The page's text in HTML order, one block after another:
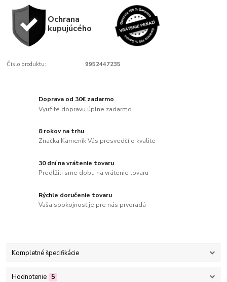
Ochrana
kupujúcého
Číslo produktu: 9952447235
Doprava od 30€ zadarmo
Využite dopravu úplne zadarmo
8 rokov na trhu
Značka Kameník Vás presvedčí o kvalite
30 dní na vrátenie tovaru
Predĺžili sme dobu na vrátenie tovaru
Rýchle doručenie tovaru
Vaša spokojnosť je pre nás prvoradá
Kompletné špecifikácie
Hodnotenie 5